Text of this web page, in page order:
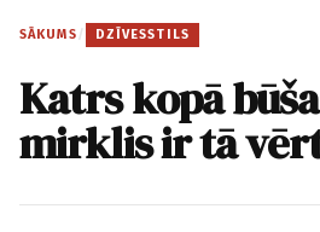
SĀKUMS / DZĪVESSTILS
Katrs kopā
mirklis ir tā